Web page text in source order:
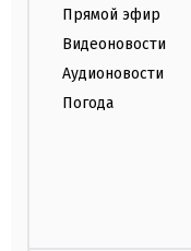
Прямой эфир
Видеоновости
Аудионовости
Погода